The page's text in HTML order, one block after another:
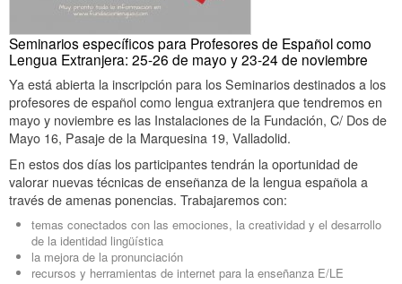
Seminarios específicos para Profesores de Español como
Lengua Extranjera: 25-26 de mayo y 23-24 de noviembre
Ya está abierta la inscripción para los Seminarios destinados a los
profesores de español como lengua extranjera que tendremos en
mayo y noviembre es las Instalaciones de la Fundación, C/ Dos de
Mayo 16, Pasaje de la Marquesina 19, Valladolid.
En estos dos días los participantes tendrán la oportunidad de
valorar nuevas técnicas de enseñanza de la lengua española a
través de amenas ponencias. Trabajaremos con:
temas conectados con las emociones, la creatividad y el desarrollo
de la identidad lingüística
la mejora de la pronunciación
recursos y herramientas de internet para la enseñanza E/LE